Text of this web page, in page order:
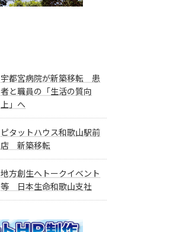
宇都宮病院が新築移転 患
者と職員の「生活の質向
上」へ
ピタットハウス和歌山駅前
店 新築移転
地方創生へトークイベント
等 日本生命和歌山支社